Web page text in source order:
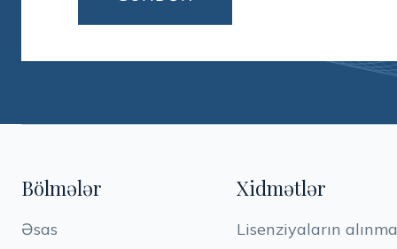
Bölmələr
Əsas
Xidmətlər
Lisenziyaların